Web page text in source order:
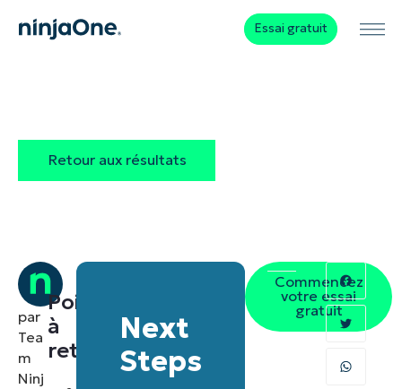
Essai gratuit
Retour aux résultats
par
Tea
m
Ninj
Points
à
retenir
Next
Steps
Commencez
votre essai
gratuit